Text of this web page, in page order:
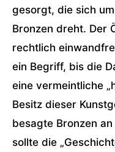
gesorgt, die sich
Bronzen dreht. Der
rechtlich
ein Begriff, bis die
eine vermeintliche
Besitz dieser
besagte Bronzen
sollte die